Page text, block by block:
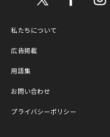
私たちについて
広告掲載
用語集
お問い合わせ
プライバシーポリシー